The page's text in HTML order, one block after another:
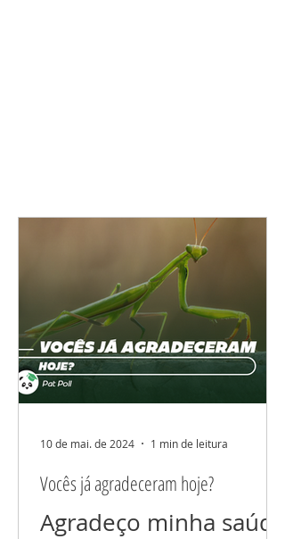
Vocês já agradeceram hoje?
Agradeço minha saúde
10 de mai. de 2024 1 min de leitura